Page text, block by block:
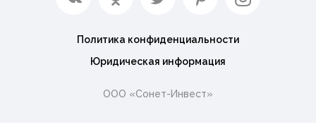
Политика конфиденциальности
Юридическая информация
ООО «Сонет-Инвест»